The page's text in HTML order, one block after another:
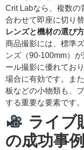
Crit Labなら、複数の
合わせて即座に切り
レンズと機材の選び方
商品撮影には、標準
ンズ（90-100mm）
ール撮影に優れてお
場合に有効です。ま
板などの小物類も、
する重要な要素です。
ライブ
の成功事